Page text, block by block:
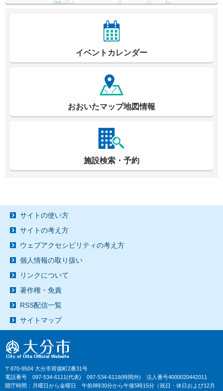
イベントカレンダー
おおいたマップ地図情報
施設検索・予約
サイトの使い方
サイトの考え方
ウェブアクセシビリティの考え方
個人情報の取り扱い
リンクについて
著作権・免責
RSS配信一覧
サイトマップ
〒870-8504 大分市荷揚町2番31号
電話番号 097-534-6111(代表) 097-534-6119(時間外) 法人番号4000020442011
開庁時間：月曜日から金曜日 午前8時30分から午後5時15分（祝日・休日および12月